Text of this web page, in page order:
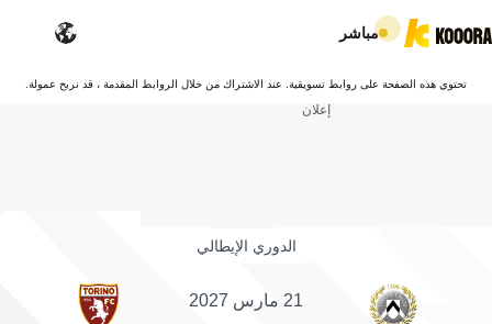
مباشر
تحتوي هذه الصفحة على روابط تسويقية. عند الاشتراك من خلال الروابط المقدمة ، قد نربح عمولة.
إعلان
الدوري الإيطالي
21 مارس 2027